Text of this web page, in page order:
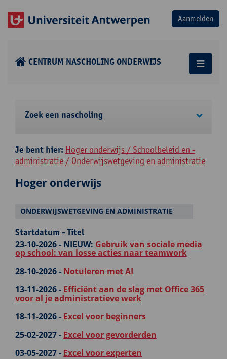
CENTRUM NASCHOLING ONDERWIJS
Zoek een nascholing
Je bent hier: Hoger onderwijs / Schoolbeleid en -
administratie / Onderwijswetgeving en administratie
Hoger onderwijs
ONDERWIJSWETGEVING EN ADMINISTRATIE
Startdatum - Titel
23-10-2026 - NIEUW: Gebruik van sociale media
op school: van losse acties naar teamwork
28-10-2026 - Notuleren met AI
13-11-2026 - Efficiënt aan de slag met Office 365
voor al je administratieve werk
18-11-2026 - Excel voor beginners
25-02-2027 - Excel voor gevorderden
03-05-2027 - Excel voor experten